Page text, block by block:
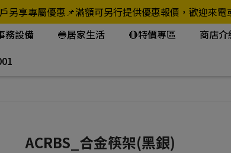
享專屬優惠📌滿額可另行提供優惠報價，歡迎來電
務設備 🔵居家生活 🔴特價專區 商店介
ACRBS_合金筷架(黑銀)